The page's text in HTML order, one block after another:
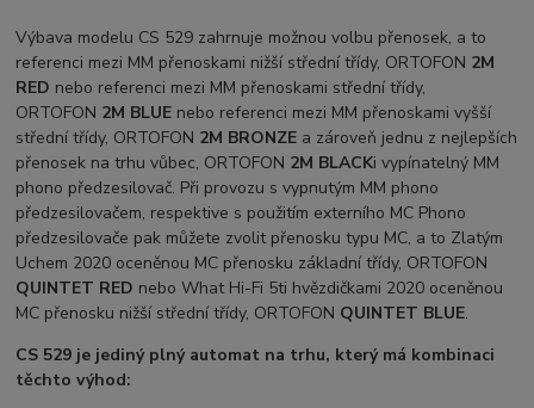
Výbava modelu CS 529 zahrnuje možnou volbu přenosek, a to
referenci mezi MM přenoskami nižší střední třídy, ORTOFON 2M
RED nebo referenci mezi MM přenoskami střední třídy,
ORTOFON 2M BLUE nebo referenci mezi MM přenoskami vyšší
střední třídy, ORTOFON 2M BRONZE a zároveň jednu z nejlepších
přenosek na trhu vůbec, ORTOFON 2M BLACKi vypínatelný MM
phono předzesilovač. Při provozu s vypnutým MM phono
předzesilovačem, respektive s použitím externího MC Phono
předzesilovače pak můžete zvolit přenosku typu MC, a to Zlatým
Uchem 2020 oceněnou MC přenosku základní třídy, ORTOFON
QUINTET RED nebo What Hi-Fi 5ti hvězdičkami 2020 oceněnou
MC přenosku nižší střední třídy, ORTOFON QUINTET BLUE.
CS 529 je jediný plný automat na trhu, který má kombinaci
těchto výhod: